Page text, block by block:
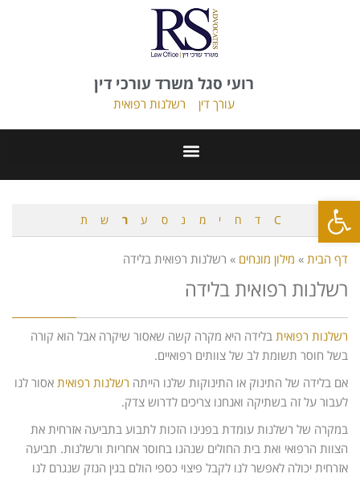
פתח סרגל נגישות
רועי סגל משרד עורכי דין
עורך דין רשלנות רפואית
C ד ח י מ נ ס ע ר ש ת
דף הבית » מילון מונחים » רשלנות רפואית בלידה
רשלנות רפואית בלידה
רשלנות רפואית בלידה היא מקרה קשה שאסור שיקרה אבל הוא קורה
בשל חוסר תשומת לב של צוותים רפואיים.
אם בלידה של התינוק או התינוקות שלנו הייתה רשלנות רפואית אסור לנו
לעבור על זה בשתיקה ואנחנו צריכים לדרוש צדק.
במקרה של רשלנות עומדת בפנינו הזכות לתבוע בתביעה אזרחית את
הצוות הרפואי ואת בית החולים שנהגו בחוסר אחריות ורשלנות. תביעה
אזרחית יכולה לאפשר לנו לקבל פיצוי כספי הולם בגין הנזק שנגרם לנו